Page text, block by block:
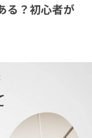
る？初心者が